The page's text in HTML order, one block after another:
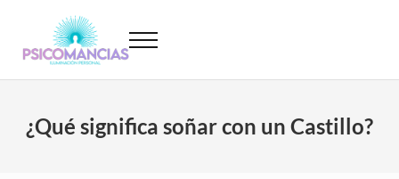
Psicomancias
Menu
¿Qué significa soñar con un Castillo?